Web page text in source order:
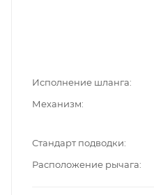
Исполнение шланга
Механизм
Стандарт подводки
Расположение рычага